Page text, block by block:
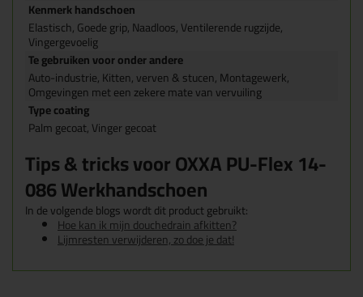
Kenmerk handschoen
Elastisch, Goede grip, Naadloos, Ventilerende rugzijde,
Vingergevoelig
Te gebruiken voor onder andere
Auto-industrie, Kitten, verven & stucen, Montagewerk,
Omgevingen met een zekere mate van vervuiling
Type coating
Palm gecoat, Vinger gecoat
Tips & tricks voor OXXA PU-Flex 14-
086 Werkhandschoen
In de volgende blogs wordt dit product gebruikt:
Hoe kan ik mijn douchedrain afkitten?
Lijmresten verwijderen, zo doe je dat!